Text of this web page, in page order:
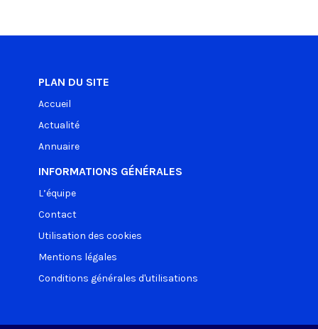
PLAN DU SITE
Accueil
Actualité
Annuaire
INFORMATIONS GÉNÉRALES
L’équipe
Contact
Utilisation des cookies
Mentions légales
Conditions générales d'utilisations